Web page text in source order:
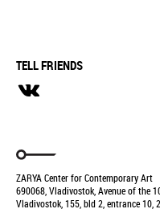
TELL FRIENDS
ZARYA Center for Contemporary Art
690068, Vladivostok, Avenue of the
Vladivostok, 155, bld 2, entrance 10,